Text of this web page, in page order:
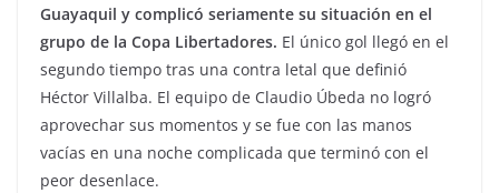
Guayaquil y complicó seriamente su situación en el
grupo de la Copa Libertadores. El único gol llegó en el
segundo tiempo tras una contra letal que definió
Héctor Villalba. El equipo de Claudio Úbeda no logró
aprovechar sus momentos y se fue con las manos
vacías en una noche complicada que terminó con el
peor desenlace.